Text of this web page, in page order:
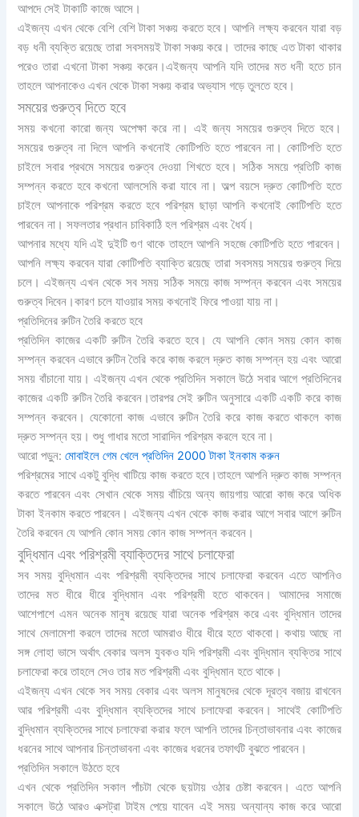
আপদে সেই টাকাটি কাজে আসে।
এইজন্য এখন থেকে বেশি বেশি টাকা সঞ্চয় করতে হবে। আপনি লক্ষ্য করবেন যারা বড়
বড় ধনী ব্যক্তি রয়েছে তারা সবসময়ই টাকা সঞ্চয় করে। তাদের কাছে এত টাকা থাকার
পরেও তারা এখনো টাকা সঞ্চয় করেন।এইজন্য আপনি যদি তাদের মত ধনী হতে চান
তাহলে আপনাকেও এখন থেকে টাকা সঞ্চয় করার অভ্যাস গড়ে তুলতে হবে।
সময়ের গুরুত্ব দিতে হবে
সময় কখনো কারো জন্য অপেক্ষা করে না। এই জন্য সময়ের গুরুত্ব দিতে হবে।
সময়ের গুরুত্ব না দিলে আপনি কখনোই কোটিপতি হতে পারবেন না। কোটিপতি হতে
চাইলে সবার প্রথমে সময়ের গুরুত্ব দেওয়া শিখতে হবে। সঠিক সময়ে প্রতিটি কাজ
সম্পন্ন করতে হবে কখনো আলসেমি করা যাবে না। অল্প বয়সে দ্রুত কোটিপতি হতে
চাইলে আপনাকে পরিশ্রম করতে হবে পরিশ্রম ছাড়া আপনি কখনোই কোটিপতি হতে
পারবেন না। সফলতার প্রধান চাবিকাঠি হল পরিশ্রম এবং ধৈর্য।
আপনার মধ্যে যদি এই দুইটি গুণ থাকে তাহলে আপনি সহজে কোটিপতি হতে পারবেন।
আপনি লক্ষ্য করবেন যারা কোটিপতি ব্যাক্তি রয়েছে তারা সবসময় সময়ের গুরুত্ব দিয়ে
চলে। এইজন্য এখন থেকে সব সময় সঠিক সময়ে কাজ সম্পন্ন করবেন এবং সময়ের
গুরুত্ব দিবেন।কারণ চলে যাওয়ার সময় কখনোই ফিরে পাওয়া যায় না।
প্রতিদিনের রুটিন তৈরি করতে হবে
প্রতিদিন কাজের একটি রুটিন তৈরি করতে হবে। যে আপনি কোন সময় কোন কাজ
সম্পন্ন করবেন এভাবে রুটিন তৈরি করে কাজ করলে দ্রুত কাজ সম্পন্ন হয় এবং আরো
সময় বাঁচানো যায়। এইজন্য এখন থেকে প্রতিদিন সকালে উঠে সবার আগে প্রতিদিনের
কাজের একটি রুটিন তৈরি করবেন।তারপর সেই রুটিন অনুসারে একটি একটি করে কাজ
সম্পন্ন করবেন। যেকোনো কাজ এভাবে রুটিন তৈরি করে কাজ করতে থাকলে কাজ
দ্রুত সম্পন্ন হয়। শুধু গাধার মতো সারাদিন পরিশ্রম করলে হবে না।
আরো পড়ুন:মোবাইলে গেম খেলে প্রতিদিন 2000 টাকা ইনকাম করুন
পরিশ্রমের সাথে একটু বুদ্ধি খাটিয়ে কাজ করতে হবে।তাহলে আপনি দ্রুত কাজ সম্পন্ন
করতে পারবেন এবং সেখান থেকে সময় বাঁচিয়ে অন্য জায়গায় আরো কাজ করে অধিক
টাকা ইনকাম করতে পারবেন। এইজন্য এখন থেকে কাজ করার আগে সবার আগে রুটিন
তৈরি করবেন যে আপনি কোন সময় কোন কাজ সম্পন্ন করবেন।
বুদ্ধিমান এবং পরিশ্রমী ব্যাক্তিদের সাথে চলাফেরা
সব সময় বুদ্ধিমান এবং পরিশ্রমী ব্যক্তিদের সাথে চলাফেরা করবেন এতে আপনিও
তাদের মত ধীরে ধীরে বুদ্ধিমান এবং পরিশ্রমী হতে থাকবেন। আমাদের সমাজে
আশেপাশে এমন অনেক মানুষ রয়েছে যারা অনেক পরিশ্রম করে এবং বুদ্ধিমান তাদের
সাথে মেলামেশা করলে তাদের মতো আমরাও ধীরে ধীরে হতে থাকবো। কথায় আছে না
সঙ্গ লোহা ভাসে অর্থাৎ বেকার অলস যুবকও যদি পরিশ্রমী এবং বুদ্ধিমান ব্যক্তির সাথে
চলাফেরা করে তাহলে সেও তার মত পরিশ্রমী এবং বুদ্ধিমান হতে থাকে।
এইজন্য এখন থেকে সব সময় বেকার এবং অলস মানুষদের থেকে দূরত্ব বজায় রাখবেন
আর পরিশ্রমী এবং বুদ্ধিমান ব্যক্তিদের সাথে চলাফেরা করবেন। সাথেই কোটিপতি
বুদ্ধিমান ব্যক্তিদের সাথে চলাফেরা করার ফলে আপনি তাদের চিন্তাভাবনার এবং কাজের
ধরনের সাথে আপনার চিন্তাভাবনা এবং কাজের ধরনের তফাৎটি বুঝতে পারবেন।
প্রতিদিন সকালে উঠতে হবে
এখন থেকে প্রতিদিন সকাল পাঁচটা থেকে ছয়টায় ওঠার চেষ্টা করবেন। এতে আপনি
সকালে উঠে আরও এক্সট্রা টাইম পেয়ে যাবেন এই সময় অন্যান্য কাজ করে আরো